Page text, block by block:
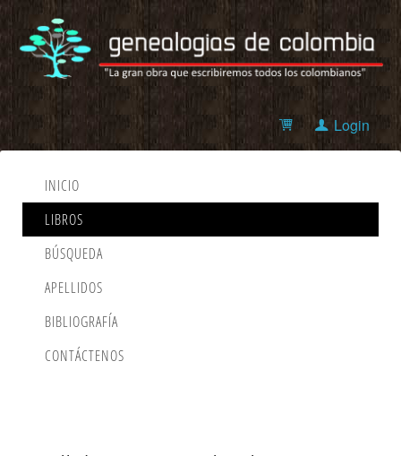
Login
INICIO
LIBROS
BÚSQUEDA
APELLIDOS
BIBLIOGRAFÍA
CONTÁCTENOS